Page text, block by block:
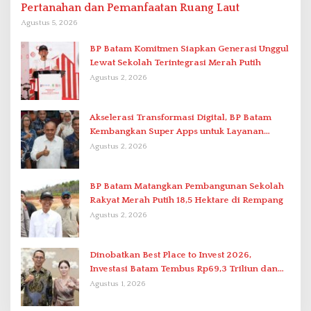
Pertanahan dan Pemanfaatan Ruang Laut
Agustus 5, 2026
BP Batam Komitmen Siapkan Generasi Unggul
Lewat Sekolah Terintegrasi Merah Putih
Agustus 2, 2026
Akselerasi Transformasi Digital, BP Batam
Kembangkan Super Apps untuk Layanan
Terpadu
Agustus 2, 2026
BP Batam Matangkan Pembangunan Sekolah
Rakyat Merah Putih 18,5 Hektare di Rempang
Agustus 2, 2026
Dinobatkan Best Place to Invest 2026,
Investasi Batam Tembus Rp69,3 Triliun dan
Ekonomi Tumbuh 6,76 Persen
Agustus 1, 2026